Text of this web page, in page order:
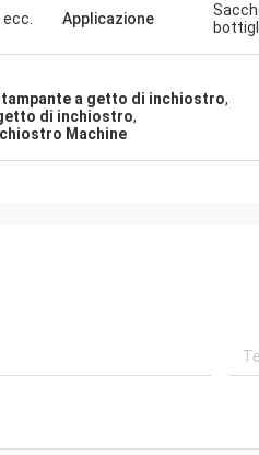
Applicazione
a getto di inchiostro,
di inchiostro,
Machine